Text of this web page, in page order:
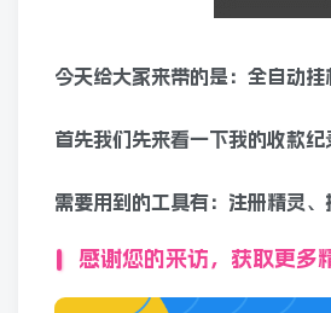
今天给大家来带的是：全自动
首先我们先来看一下我的收款纪
需要用到的工具有：注册精灵
感谢您的来访，获取更多